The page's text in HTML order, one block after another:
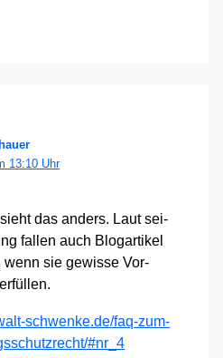
13:10 Uhr
das anders. Laut sei­
fal­len auch Blog­ar­ti­kel
wenn sie gewis­se Vor­
schwen​ke​.de/​f​a​q​-​z​u​m​-​
​#​n​r_4